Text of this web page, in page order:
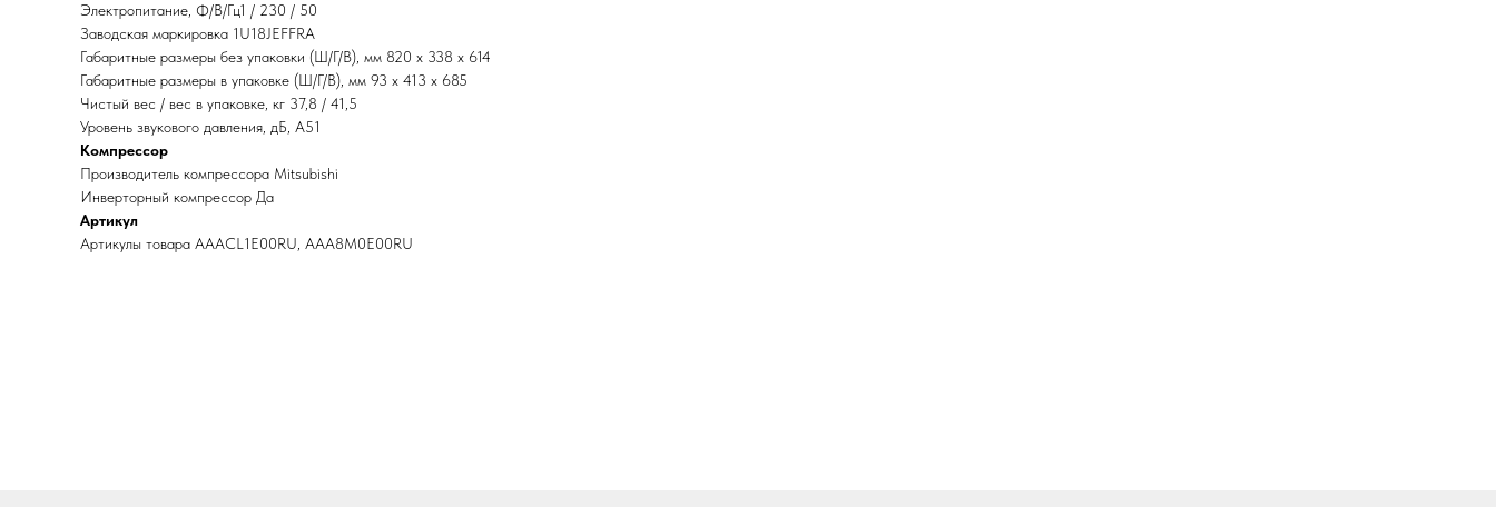
Электропитание, Ф/В/Гц1 / 230 / 50
Заводская маркировка 1U18JEFFRA
Габаритные размеры без упаковки (Ш/Г/В), мм 820 х 338 х 614
Габаритные размеры в упаковке (Ш/Г/В), мм 93 х 413 х 685
Чистый вес / вес в упаковке, кг 37,8 / 41,5
Уровень звукового давления, дБ, А51
Компрессор
Производитель компрессора Mitsubishi
Инверторный компрессор Да
Артикул
Артикулы товара AAACL1E00RU, AAA8M0E00RU